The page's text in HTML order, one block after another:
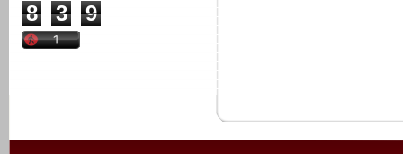
8
3 9